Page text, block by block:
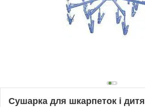
Сушарка для шкарпеток і